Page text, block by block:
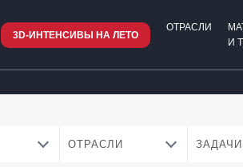
3D-ИНТЕНСИВЫ НА ЛЕТО
ОТРАСЛИ
И
ОТРАСЛИ ЗАДАЧИ